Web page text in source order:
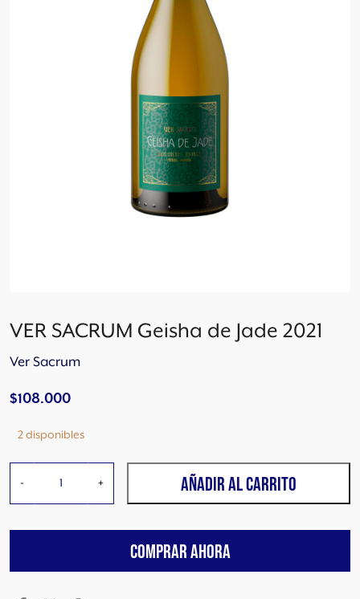
VER SACRUM Geisha de Jade 2021
Ver Sacrum
$108.000
2 disponibles
-
S
+ AÑADIR AL CARRITO
COMPRAR AHORA